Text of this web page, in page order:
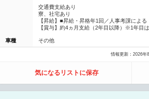
交通費支給あり
寮、社宅あり
【昇給】■昇給・昇格年1回／人事考課による
【賞与】約4ヵ月支給（2年目以降）※1年目
車種 その他
情報更新：2026年
気になるリストに保存